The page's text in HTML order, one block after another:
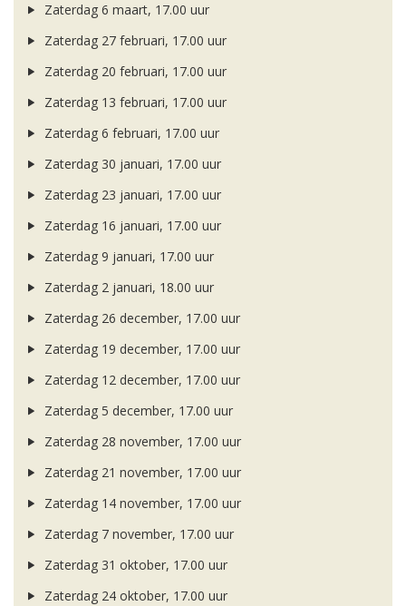
Zaterdag 6 maart, 17.00 uur
Zaterdag 27 februari, 17.00 uur
Zaterdag 20 februari, 17.00 uur
Zaterdag 13 februari, 17.00 uur
Zaterdag 6 februari, 17.00 uur
Zaterdag 30 januari, 17.00 uur
Zaterdag 23 januari, 17.00 uur
Zaterdag 16 januari, 17.00 uur
Zaterdag 9 januari, 17.00 uur
Zaterdag 2 januari, 18.00 uur
Zaterdag 26 december, 17.00 uur
Zaterdag 19 december, 17.00 uur
Zaterdag 12 december, 17.00 uur
Zaterdag 5 december, 17.00 uur
Zaterdag 28 november, 17.00 uur
Zaterdag 21 november, 17.00 uur
Zaterdag 14 november, 17.00 uur
Zaterdag 7 november, 17.00 uur
Zaterdag 31 oktober, 17.00 uur
Zaterdag 24 oktober, 17.00 uur